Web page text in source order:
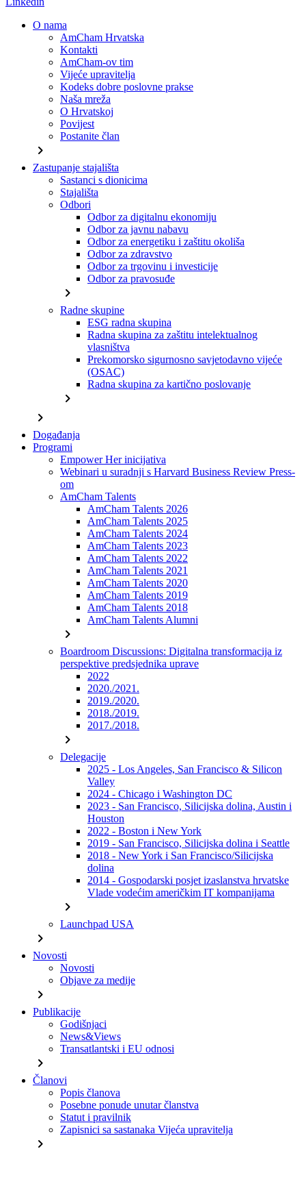
O nama
AmCham Hrvatska
Kontakti
AmCham-ov tim
Vijeće upravitelja
Kodeks dobre poslovne prakse
Naša mreža
O Hrvatskoj
Povijest
Postanite član
chevron_right
Zastupanje stajališta
Sastanci s dionicima
Stajališta
Odbori
Odbor za digitalnu ekonomiju
Odbor za javnu nabavu
Odbor za energetiku i zaštitu okoliša
Odbor za zdravstvo
Odbor za trgovinu i investicije
Odbor za pravosuđe
chevron_right
Radne skupine
ESG radna skupina
Radna skupina za zaštitu intelektualnog
vlasništva
Prekomorsko sigurnosno savjetodavno vijeće
(OSAC)
Radna skupina za kartično poslovanje
chevron_right
chevron_right
Događanja
Programi
Empower Her inicijativa
Webinari u suradnji s Harvard Business Review Press-
om
AmCham Talents
AmCham Talents 2026
AmCham Talents 2025
AmCham Talents 2024
AmCham Talents 2023
AmCham Talents 2022
AmCham Talents 2021
AmCham Talents 2020
AmCham Talents 2019
AmCham Talents 2018
AmCham Talents Alumni
chevron_right
Boardroom Discussions: Digitalna transformacija iz
perspektive predsjednika uprave
2022
2020./2021.
2019./2020.
2018./2019.
2017./2018.
chevron_right
Delegacije
2025 - Los Angeles, San Francisco & Silicon
Valley
2024 - Chicago i Washington DC
2023 - San Francisco, Silicijska dolina, Austin i
Houston
2022 - Boston i New York
2019 - San Francisco, Silicijska dolina i Seattle
2018 - New York i San Francisco/Silicijska
dolina
2014 - Gospodarski posjet izaslanstva hrvatske
Vlade vodećim američkim IT kompanijama
chevron_right
Launchpad USA
chevron_right
Novosti
Novosti
Objave za medije
chevron_right
Publikacije
Godišnjaci
News&Views
Transatlantski i EU odnosi
chevron_right
Članovi
Popis članova
Posebne ponude unutar članstva
Statut i pravilnik
Zapisnici sa sastanaka Vijeća upravitelja
chevron_right